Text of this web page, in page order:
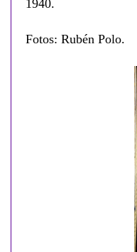
1940.
Fotos: Rubén Polo.